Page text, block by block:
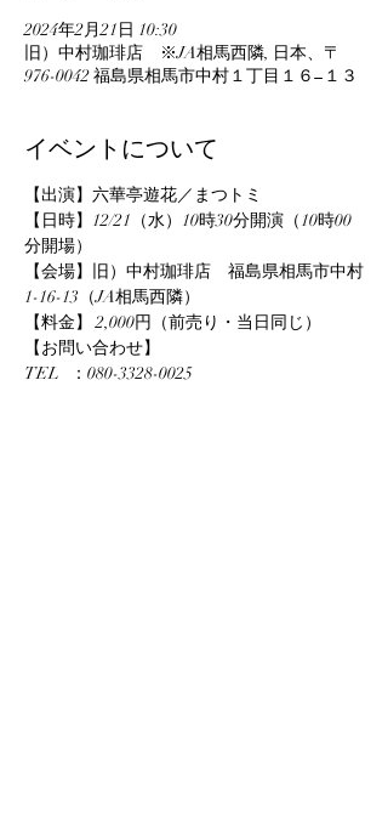
2024年2月21日 10:30
旧）中村珈琲店 ※JA相馬西隣, 日本、〒
976-0042 福島県相馬市中村１丁目１６−１３
イベントについて
【出演】六華亭遊花／まつトミ
【日時】12/21（水）10時30分開演（10時00
分開場）
【会場】旧）中村珈琲店　福島県相馬市中村
1-16-13（JA相馬西隣）
【料金】 2,000円（前売り・当日同じ）
【お問い合わせ】
TEL   ：080-3328-0025